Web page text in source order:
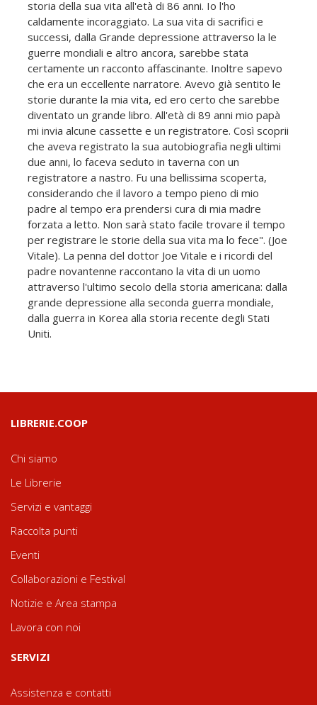
storia della sua vita all'età di 86 anni. Io l'ho
caldamente incoraggiato. La sua vita di sacrifici e
successi, dalla Grande depressione attraverso la le
guerre mondiali e altro ancora, sarebbe stata
certamente un racconto affascinante. Inoltre sapevo
che era un eccellente narratore. Avevo già sentito le
storie durante la mia vita, ed ero certo che sarebbe
diventato un grande libro. All'età di 89 anni mio papà
mi invia alcune cassette e un registratore. Così scoprii
che aveva registrato la sua autobiografia negli ultimi
due anni, lo faceva seduto in taverna con un
registratore a nastro. Fu una bellissima scoperta,
considerando che il lavoro a tempo pieno di mio
padre al tempo era prendersi cura di mia madre
forzata a letto. Non sarà stato facile trovare il tempo
per registrare le storie della sua vita ma lo fece". (Joe
Vitale). La penna del dottor Joe Vitale e i ricordi del
padre novantenne raccontano la vita di un uomo
attraverso l'ultimo secolo della storia americana: dalla
grande depressione alla seconda guerra mondiale,
dalla guerra in Korea alla storia recente degli Stati
Uniti.
LIBRERIE.COOP
Chi siamo
Le Librerie
Servizi e vantaggi
Raccolta punti
Eventi
Collaborazioni e Festival
Notizie e Area stampa
Lavora con noi
SERVIZI
Assistenza e contatti